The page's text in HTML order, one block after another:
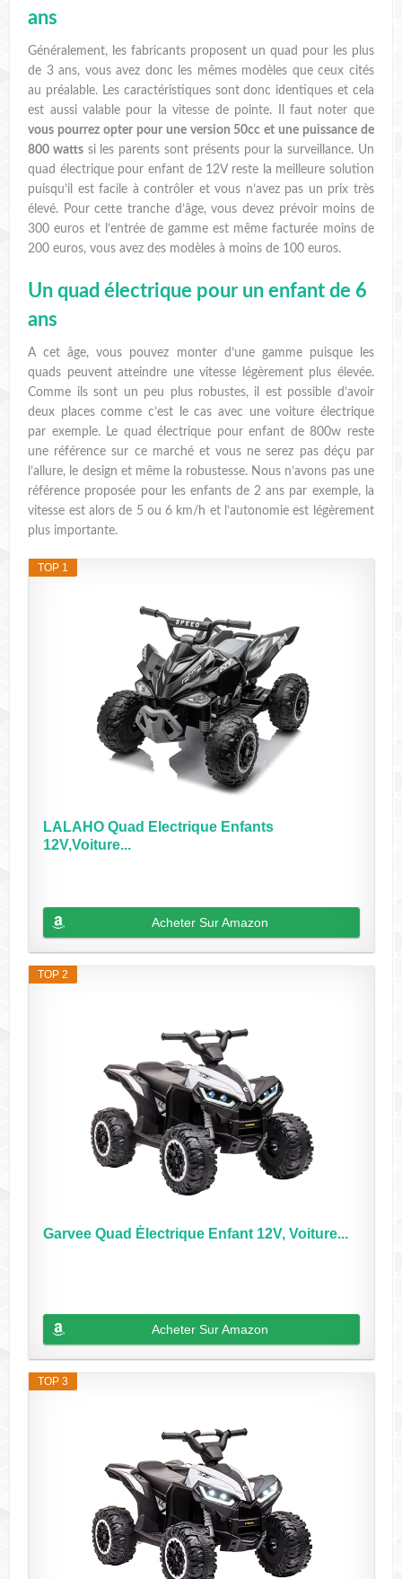
ans
Généralement, les fabricants proposent un quad pour les plus
de 3 ans, vous avez donc les mêmes modèles que ceux cités
au préalable. Les caractéristiques sont donc identiques et cela
est aussi valable pour la vitesse de pointe. Il faut noter que
vous pourrez opter pour une version 50cc et une puissance de
800 wattssi les parents sont présents pour la surveillance. Un
quad électrique pour enfant de 12V reste la meilleure solution
puisqu’il est facile à contrôler et vous n’avez pas un prix très
élevé. Pour cette tranche d’âge, vous devez prévoir moins de
300 euros et l’entrée de gamme est même facturée moins de
200 euros, vous avez des modèles à moins de 100 euros.
Un quad électrique pour un enfant de 6
ans
A cet âge, vous pouvez monter d’une gamme puisque les
quads peuvent atteindre une vitesse légèrement plus élevée.
Comme ils sont un peu plus robustes, il est possible d’avoir
deux places comme c’est le cas avec une voiture électrique
par exemple. Le quad électrique pour enfant de 800w reste
une référence sur ce marché et vous ne serez pas déçu par
l’allure, le design et même la robustesse. Nous n’avons pas une
référence proposée pour les enfants de 2 ans par exemple, la
vitesse est alors de 5 ou 6 km/h et l’autonomie est légèrement
plus importante.
TOP 1
LALAHO Quad Electrique Enfants
12V,Voiture...
Acheter Sur Amazon
TOP 2
Garvee Quad Électrique Enfant 12V, Voiture...
Acheter Sur Amazon
TOP 3